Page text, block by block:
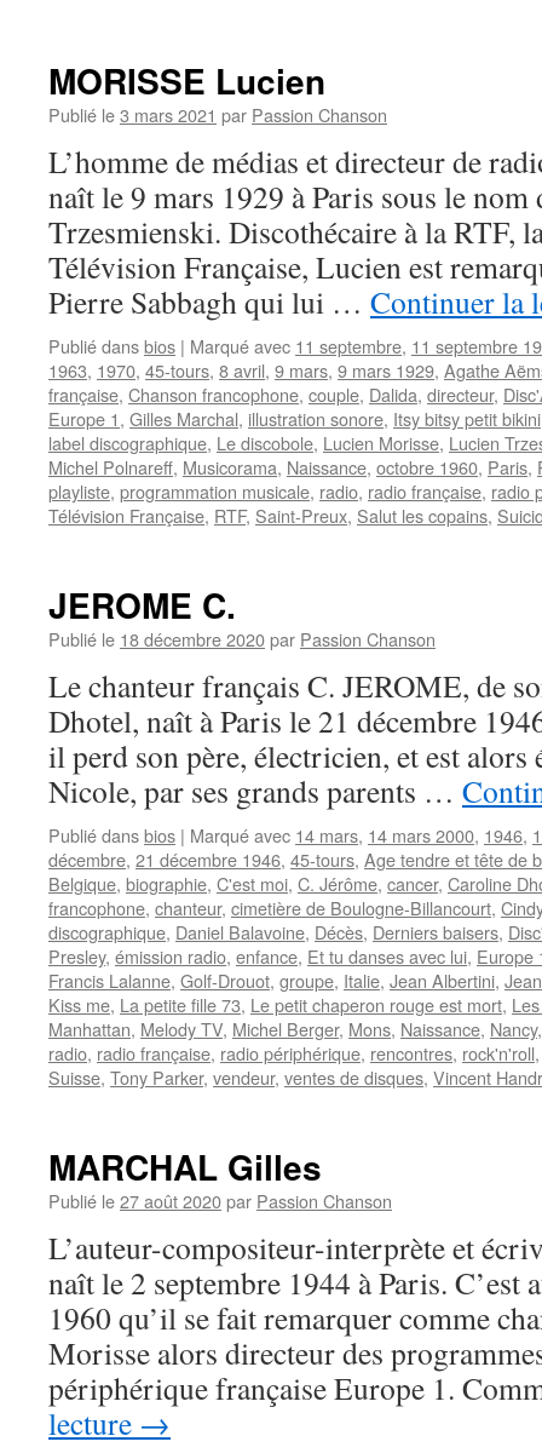
MORISSE Lucien
Publié le3 mars 2021 par Passion Chanson
L’homme de médias et directeur de
naît le 9 mars 1929 à Paris sous le nom
Trzesmienski. Discothécaire à la RTF,
Télévision Française, Lucien est
Pierre Sabbagh qui lui … Continuer la
Publié dansbios | Marqué avec 11 septembre, 11 septembre
1963, 1970, 45-tours, 8 avril, 9 mars, 9 mars 1929, Agathe
française, Chanson francophone, couple, Dalida, directeur,
Europe 1, Gilles Marchal, illustration sonore, Itsy bitsy petit bikini
label discographique, Le discobole, Lucien Morisse, Lucien
Michel Polnareff, Musicorama, Naissance, octobre 1960, Paris,
playliste, programmation musicale, radio, radio française, radio
Télévision Française, RTF, Saint-Preux, Salut les copains,
JEROME C.
Publié le 18 décembre 2020par Passion Chanson
Le chanteur français C. JEROME, de
Dhotel, naît à Paris le 21 décembre
il perd son père, électricien, et est alors
Nicole, par ses grands parents …
Publié dansbios | Marqué avec 14 mars, 14 mars 2000, 1946,
décembre, 21 décembre 1946, 45-tours, Age tendre et tête de
Belgique, biographie, C'est moi, C. Jérôme, cancer, Caroline
francophone, chanteur, cimetière de Boulogne-Billancourt, Cindy
discographique, Daniel Balavoine, Décès, Derniers baisers,
Presley, émission radio, enfance, Et tu danses avec lui, Europe
Francis Lalanne, Golf-Drouot, groupe, Italie, Jean Albertini,
Kiss me, La petite fille 73, Le petit chaperon rouge est mort,
Manhattan, Melody TV, Michel Berger, Mons, Naissance, Nancy
radio, radio française, radio périphérique, rencontres, rock'n'roll
Suisse, Tony Parker, vendeur, ventes de disques, Vincent
MARCHAL Gilles
Publié le27 août 2020par Passion Chanson
L’auteur-compositeur-interprète et
naît le 2 septembre 1944 à Paris. C’est
1960 qu’il se fait remarquer comme
Morisse alors directeur des
périphérique française Europe 1.
lecture →